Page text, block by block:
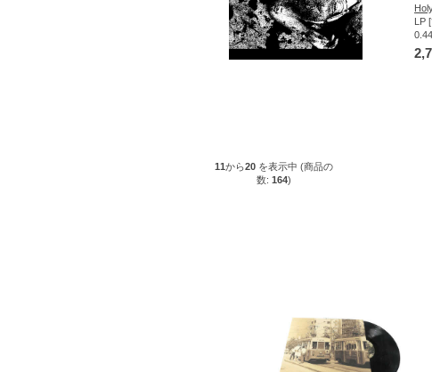
LP
11から20 を表示中 (商品の
数:164)